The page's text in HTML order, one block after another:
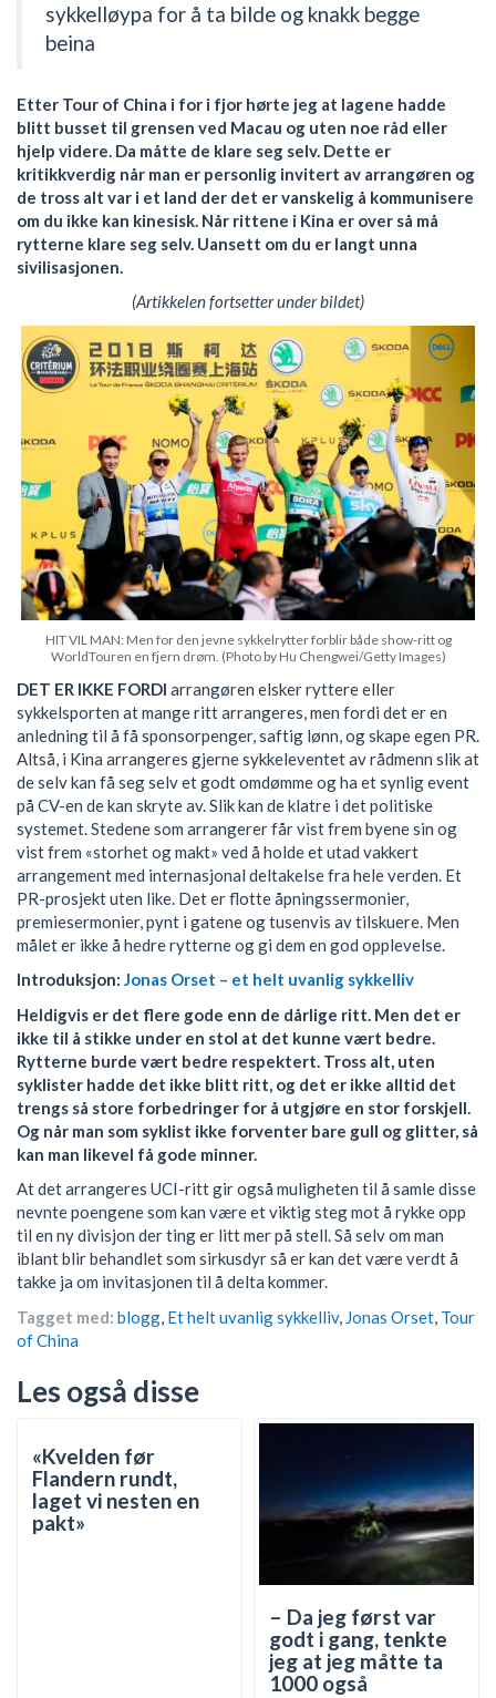
sykkelløypa for å ta bilde og knakk begge
beina
Etter Tour of China i for i fjor hørte jeg at lagene hadde
blitt busset til grensen ved Macau og uten noe råd eller
hjelp videre. Da måtte de klare seg selv. Dette er
kritikkverdig når man er personlig invitert av arrangøren og
de tross alt var i et land der det er vanskelig å kommunisere
om du ikke kan kinesisk. Når rittene i Kina er over så må
rytterne klare seg selv. Uansett om du er langt unna
sivilisasjonen.
(Artikkelen fortsetter under bildet)
HIT VIL MAN: Men for den jevne sykkelrytter forblir både show-ritt og
WorldTouren en fjern drøm. (Photo by Hu Chengwei/Getty Images)
DET ER IKKE FORDI arrangøren elsker ryttere eller
sykkelsporten at mange ritt arrangeres, men fordi det er en
anledning til å få sponsorpenger, saftig lønn, og skape egen PR.
Altså, i Kina arrangeres gjerne sykkeleventet av rådmenn slik at
de selv kan få seg selv et godt omdømme og ha et synlig event
på CV-en de kan skryte av. Slik kan de klatre i det politiske
systemet. Stedene som arrangerer får vist frem byene sin og
vist frem «storhet og makt» ved å holde et utad vakkert
arrangement med internasjonal deltakelse fra hele verden. Et
PR-prosjekt uten like. Det er flotte åpningssermonier,
premiesermonier, pynt i gatene og tusenvis av tilskuere. Men
målet er ikke å hedre rytterne og gi dem en god opplevelse.
Introduksjon: Jonas Orset – et helt uvanlig sykkelliv
Heldigvis er det flere gode enn de dårlige ritt. Men det er
ikke til å stikke under en stol at det kunne vært bedre.
Rytterne burde vært bedre respektert. Tross alt, uten
syklister hadde det ikke blitt ritt, og det er ikke alltid det
trengs så store forbedringer for å utgjøre en stor forskjell.
Og når man som syklist ikke forventer bare gull og glitter, så
kan man likevel få gode minner.
At det arrangeres UCI-ritt gir også muligheten til å samle disse
nevnte poengene som kan være et viktig steg mot å rykke opp
til en ny divisjon der ting er litt mer på stell. Så selv om man
iblant blir behandlet som sirkusdyr så er kan det være verdt å
takke ja om invitasjonen til å delta kommer.
Tagget med: blogg, Et helt uvanlig sykkelliv, Jonas Orset, Tour
of China
Les også disse
«Kvelden før
Flandern rundt,
laget vi nesten en
pakt»
– Da jeg først var
godt i gang, tenkte
jeg at jeg måtte ta
1000 også